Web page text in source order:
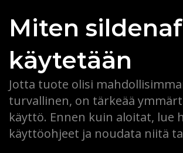
Miten
käytetään
Jotta tuote olisi
turvallinen, on tärkeää
käyttö. Ennen kuin aloitat, lue
käyttöohjeet ja noudata niitä